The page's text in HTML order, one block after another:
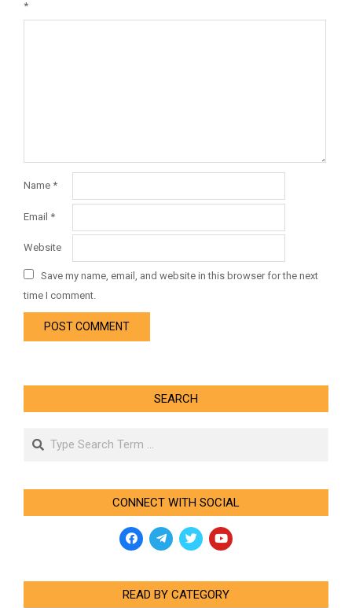
*
Name *
Email *
Website
Save my name, email, and website in this browser for the next
time I comment.
SEARCH
Search
CONNECT WITH SOCIAL
READ BY CATEGORY